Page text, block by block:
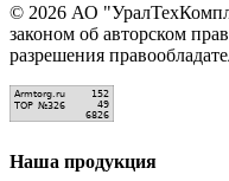
© 2026 АО
законом об авторском
разрешения
Наша продукция